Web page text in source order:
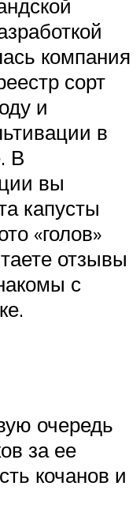
компания
сорт
и
в
В
вы
капусты
«голов»
отзывы
с
очередь
за ее
кочанов и